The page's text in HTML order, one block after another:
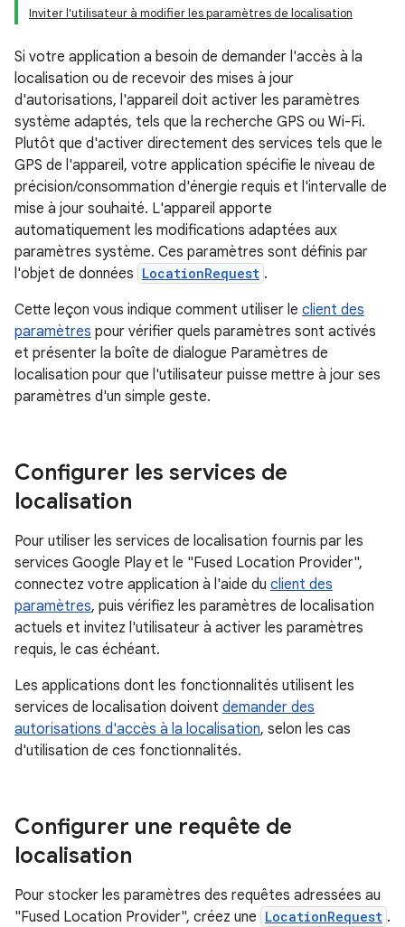
Inviter l'utilisateur à modifier les paramètres de localisation
Si votre application a besoin de demander l'accès à la
localisation ou de recevoir des mises à jour
d'autorisations, l'appareil doit activer les paramètres
système adaptés, tels que la recherche GPS ou Wi-Fi.
Plutôt que d'activer directement des services tels que le
GPS de l'appareil, votre application spécifie le niveau de
précision/consommation d'énergie requis et l'intervalle de
mise à jour souhaité. L'appareil apporte
automatiquement les modifications adaptées aux
paramètres système. Ces paramètres sont définis par
l'objet de données LocationRequest .
Cette leçon vous indique comment utiliser le client des
paramètres pour vérifier quels paramètres sont activés
et présenter la boîte de dialogue Paramètres de
localisation pour que l'utilisateur puisse mettre à jour ses
paramètres d'un simple geste.
Configurer les services de
localisation
Pour utiliser les services de localisation fournis par les
services Google Play et le "Fused Location Provider",
connectez votre application à l'aide du client des
paramètres, puis vérifiez les paramètres de localisation
actuels et invitez l'utilisateur à activer les paramètres
requis, le cas échéant.
Les applications dont les fonctionnalités utilisent les
services de localisation doivent demander des
autorisations d'accès à la localisation, selon les cas
d'utilisation de ces fonctionnalités.
Configurer une requête de
localisation
Pour stocker les paramètres des requêtes adressées au
"Fused Location Provider", créez une LocationRequest .